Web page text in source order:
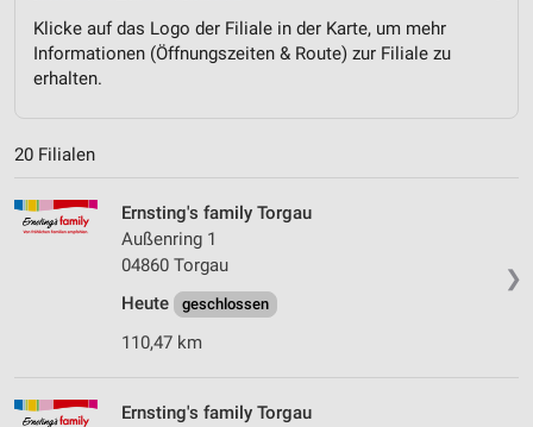
Klicke auf das Logo der Filiale in der Karte, um mehr
Informationen (Öffnungszeiten & Route) zur Filiale zu
erhalten.
20 Filialen
❯
Ernsting's family Torgau
Außenring 1
04860 Torgau
Heute
geschlossen
110,47 km
Ernsting's family Torgau